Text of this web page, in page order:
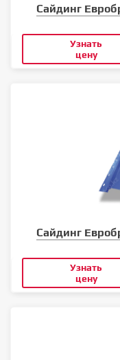
Сайдинг
Узнать
цену
Сайдинг
Узнать
цену